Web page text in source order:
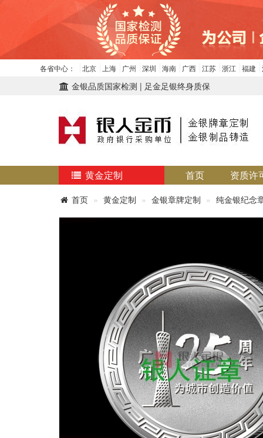
各省中心： 北京 上海 广州 深圳 海南 广西 江苏 浙江 福建
金银品质国家检测 | 足金足银终身质保
黄金定制 首页 资质许
首页 黄金定制 金银章牌定制 纯金银纪念